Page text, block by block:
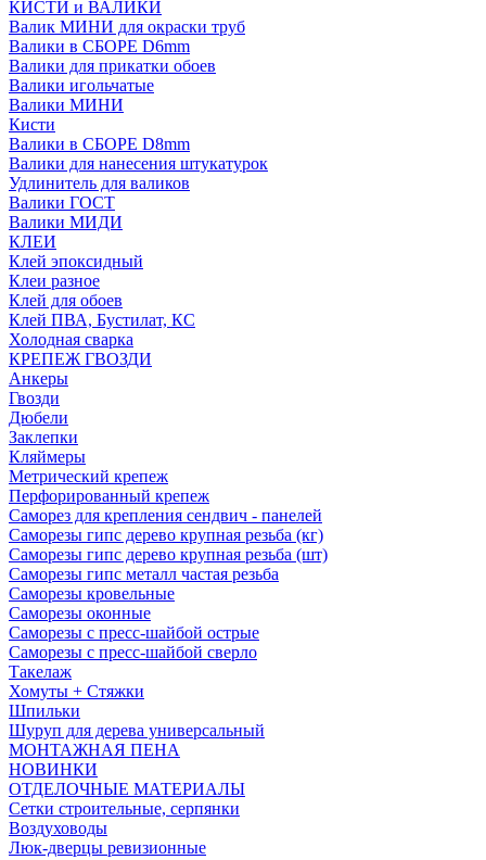
КИСТИ и ВАЛИКИ
Валик МИНИ для окраски труб
Валики в СБОРЕ D6mm
Валики для прикатки обоев
Валики игольчатые
Валики МИНИ
Кисти
Валики в СБОРЕ D8mm
Валики для нанесения штукатурок
Удлинитель для валиков
Валики ГОСТ
Валики МИДИ
КЛЕИ
Клей эпоксидный
Клеи разное
Клей для обоев
Клей ПВА, Бустилат, КС
Холодная сварка
КРЕПЕЖ ГВОЗДИ
Анкеры
Гвозди
Дюбели
Заклепки
Кляймеры
Метрический крепеж
Перфорированный крепеж
Саморез для крепления сендвич - панелей
Саморезы гипс дерево крупная резьба (кг)
Саморезы гипс дерево крупная резьба (шт)
Саморезы гипс металл частая резьба
Саморезы кровельные
Саморезы оконные
Саморезы с пресс-шайбой острые
Саморезы с пресс-шайбой сверло
Такелаж
Хомуты + Стяжки
Шпильки
Шуруп для дерева универсальный
МОНТАЖНАЯ ПЕНА
НОВИНКИ
ОТДЕЛОЧНЫЕ МАТЕРИАЛЫ
Сетки строительные, серпянки
Воздуховоды
Люк-дверцы ревизионные